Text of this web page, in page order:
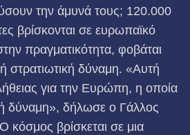
την άμυνά τους; 120.000
βρίσκονται σε ευρωπαϊκό
πραγματικότητα, φοβάται
στρατιωτική δύναμη. «Αυτή
για την Ευρώπη, η οποία
δύναμη», δήλωσε ο Γάλλος
κόσμος βρίσκεται σε μια